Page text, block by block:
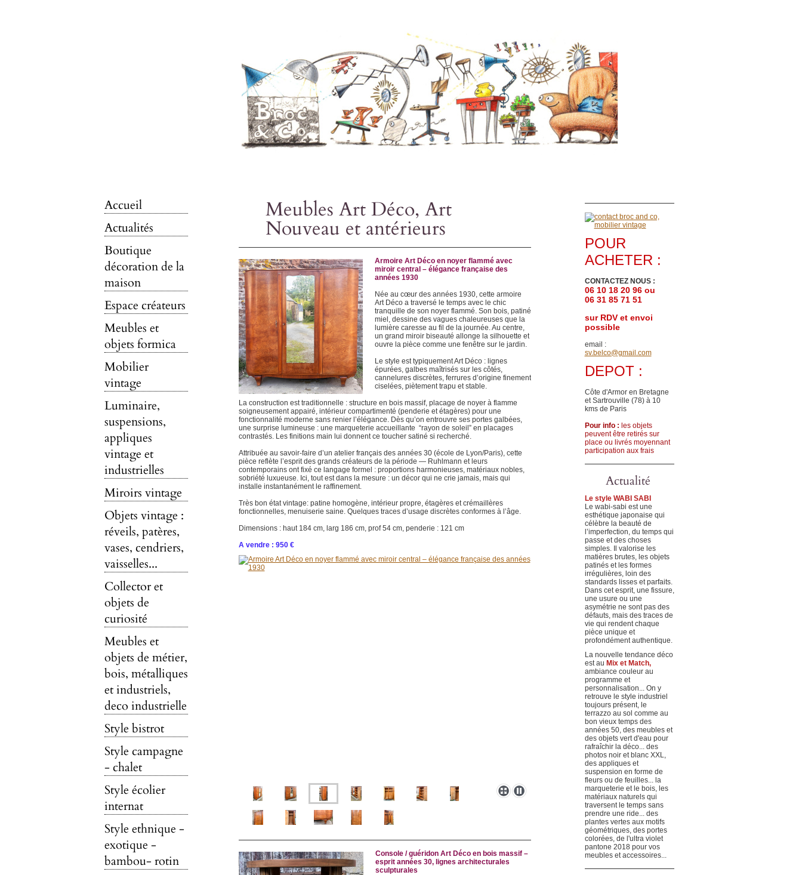
Accueil
Actualités
Boutique
décoration de la
maison
Espace créateurs
Meubles et
objets formica
Mobilier
vintage
Luminaire,
suspensions,
appliques
vintage et
industrielles
Miroirs vintage
Objets vintage :
réveils, patères,
vases, cendriers,
vaisselles...
Collector et
objets de
curiosité
Meubles et
objets de métier,
bois, métalliques
et industriels,
deco industrielle
Style bistrot
Style campagne
- chalet
Style écolier
internat
Style ethnique -
exotique -
bambou- rotin
Meubles Art Déco, Art
Nouveau et antérieurs
Armoire Art Déco en noyer flammé avec
miroir central – élégance française des
années 1930
Née au cœur des années 1930, cette armoire
Art Déco a traversé le temps avec le chic
tranquille de son noyer flammé. Son bois, patiné
miel, dessine des vagues chaleureuses que la
lumière caresse au fil de la journée. Au centre,
un grand miroir biseauté allonge la silhouette et
ouvre la pièce comme une fenêtre sur le jardin.
Le style est typiquement Art Déco : lignes
épurées, galbes maîtrisés sur les côtés,
cannelures discrètes, ferrures d’origine finement
ciselées, piètement trapu et stable.
La construction est traditionnelle : structure en bois massif, placage de noyer à flamme
soigneusement appairé, intérieur compartimenté (penderie et étagères) pour une
fonctionnalité moderne sans renier l’élégance. Dès qu’on entrouvre ses portes galbées,
une surprise lumineuse : une marqueterie accueillante “rayon de soleil” en placages
contrastés. Les finitions main lui donnent ce toucher satiné si recherché.
Attribuée au savoir‑faire d’un atelier français des années 30 (école de Lyon/Paris), cette
pièce reflète l’esprit des grands créateurs de la période — Ruhlmann et leurs
contemporains ont fixé ce langage formel : proportions harmonieuses, matériaux nobles,
sobriété luxueuse. Ici, tout est dans la mesure : un décor qui ne crie jamais, mais qui
installe instantanément le raffinement.
Très bon état vintage: patine homogène, intérieur propre, étagères et crémaillères
fonctionnelles, menuiserie saine. Quelques traces d’usage discrètes conformes à l’âge.
Dimensions : haut 184 cm, larg 186 cm, prof 54 cm, penderie : 121 cm
A vendre : 950 €
Console / guéridon Art Déco en bois massif –
esprit années 30, lignes architecturales
sculpturales
POUR
ACHETER :
CONTACTEZ NOUS :
06 10 18 20 96 ou
06 31 85 71 51
sur RDV et envoi
possible
email :
sv.belco@gmail.com
DEPOT :
Côte d'Armor en Bretagne
et Sartrouville (78) à 10
kms de Paris
Pour info : les objets
peuvent être retirés sur
place ou livrés moyennant
participation aux frais
Actualité
Le style WABI SABI
Le wabi-sabi est une
esthétique japonaise qui
célèbre la beauté de
l’imperfection, du temps qui
passe et des choses
simples. Il valorise les
matières brutes, les objets
patinés et les formes
irrégulières, loin des
standards lisses et parfaits.
Dans cet esprit, une fissure,
une usure ou une
asymétrie ne sont pas des
défauts, mais des traces de
vie qui rendent chaque
pièce unique et
profondément authentique.
La nouvelle tendance déco
est au Mix et Match,
ambiance couleur au
programme et
personnalisation... On y
retrouve le style industriel
toujours présent, le
terrazzo au sol comme au
bon vieux temps des
années 50, des meubles et
des objets vert d'eau pour
rafraîchir la déco... des
photos noir et blanc XXL,
des appliques et
suspension en forme de
fleurs ou de feuilles... la
marqueterie et le bois, les
matériaux naturels qui
traversent le temps sans
prendre une ride... des
plantes vertes aux motifs
géométriques, des portes
colorées, de l'ultra violet
pantone 2018 pour vos
meubles et accessoires...